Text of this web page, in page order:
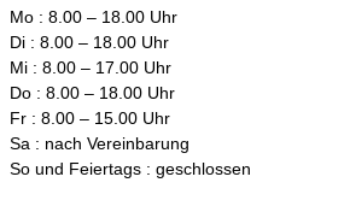
Mo : 8.00 – 18.00 Uhr
Di : 8.00 – 18.00 Uhr
Mi : 8.00 – 17.00 Uhr
Do : 8.00 – 18.00 Uhr
Fr : 8.00 – 15.00 Uhr
Sa : nach Vereinbarung
So und Feiertags : geschlossen